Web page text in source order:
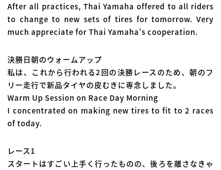
After all practices, Thai Yamaha offered to all riders
to change to new sets of tires for tomorrow. Very
much appreciate for Thai Yamaha’s cooperation.
決勝日朝のウォームアップ
私は、これから行われる2回の決勝レースのため、朝のフ
リー走行で新品タイヤの皮むきに専念しました。
Warm Up Session on Race Day Morning
I concentrated on making new tires to fit to 2 races
of today.
レース1
スタートはすごい上手く行ったものの、後ろを離さなきゃ